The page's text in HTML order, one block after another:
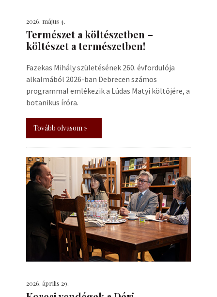
2026. május 4.
Természet a költészetben –
költészet a természetben!
Fazekas Mihály születésének 260. évfordulója
alkalmából 2026-ban Debrecen számos
programmal emlékezik a Lúdas Matyi költőjére, a
botanikus íróra.
Tovább olvasom »
2026. április 29.